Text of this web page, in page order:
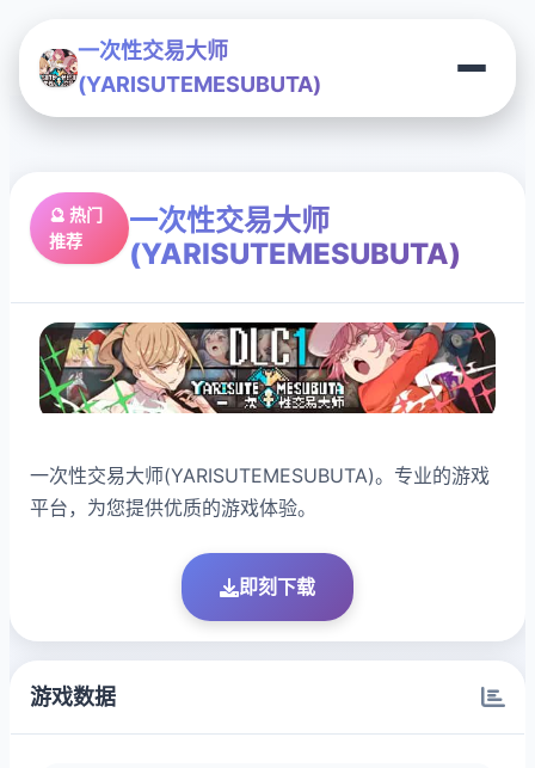
一次性交易大师
(YARISUTEMESUBUTA)
🔮 热门
推荐
一次性交易大师
(YARISUTEMESUBUTA)
一次性交易大师(YARISUTEMESUBUTA)。专业的游戏
平台，为您提供优质的游戏体验。
即刻下载
游戏数据